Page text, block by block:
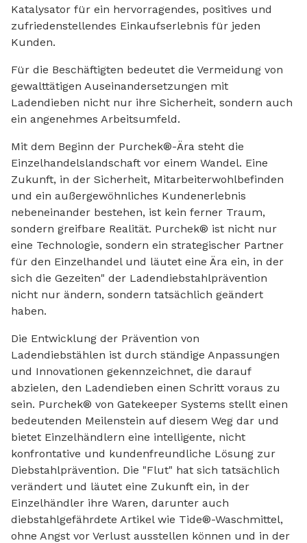
Katalysator für ein hervorragendes, positives und
zufriedenstellendes Einkaufserlebnis für jeden
Kunden.
Für die Beschäftigten bedeutet die Vermeidung von
gewalttätigen Auseinandersetzungen mit
Ladendieben nicht nur ihre Sicherheit, sondern auch
ein angenehmes Arbeitsumfeld.
Mit dem Beginn der Purchek®-Ära steht die
Einzelhandelslandschaft vor einem Wandel. Eine
Zukunft, in der Sicherheit, Mitarbeiterwohlbefinden
und ein außergewöhnliches Kundenerlebnis
nebeneinander bestehen, ist kein ferner Traum,
sondern greifbare Realität. Purchek® ist nicht nur
eine Technologie, sondern ein strategischer Partner
für den Einzelhandel und läutet eine Ära ein, in der
sich die Gezeiten" der Ladendiebstahlprävention
nicht nur ändern, sondern tatsächlich geändert
haben.
Die Entwicklung der Prävention von
Ladendiebstählen ist durch ständige Anpassungen
und Innovationen gekennzeichnet, die darauf
abzielen, den Ladendieben einen Schritt voraus zu
sein. Purchek® von Gatekeeper Systems stellt einen
bedeutenden Meilenstein auf diesem Weg dar und
bietet Einzelhändlern eine intelligente, nicht
konfrontative und kundenfreundliche Lösung zur
Diebstahlprävention. Die "Flut" hat sich tatsächlich
verändert und läutet eine Zukunft ein, in der
Einzelhändler ihre Waren, darunter auch
diebstahlgefährdete Artikel wie Tide®-Waschmittel,
ohne Angst vor Verlust ausstellen können und in der